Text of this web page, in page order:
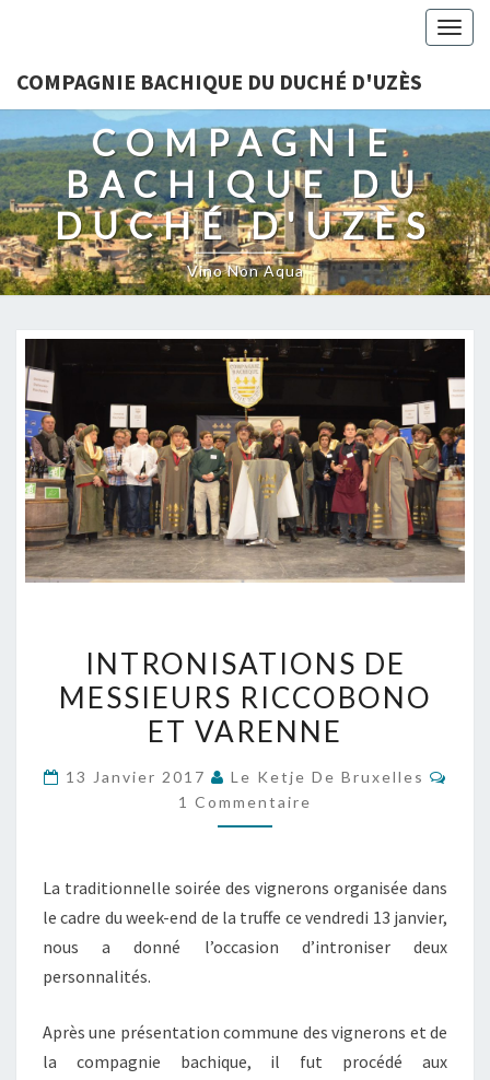
COMPAGNIE BACHIQUE DU DUCHÉ D'UZÈS
COMPAGNIE
BACHIQUE DU
DUCHÉ D'UZÈS
Vino Non Aqua
DE
MESSIEURS
RICCOBONO
VARENNE
INTRONISATIONS DE
MESSIEURS RICCOBONO
ET VARENNE
13 Janvier 2017 Le Ketje De Bruxelles
1 Commentaire
La traditionnelle soirée des vignerons organisée dans
le cadre du week-end de la truffe ce vendredi 13 janvier,
nous a donné l’occasion d’introniser deux
personnalités.
Après une présentation commune des vignerons et de
la compagnie bachique, il fut procédé aux